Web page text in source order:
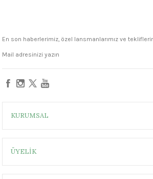
En son haberlerimiz, özel lansmanlarımız ve
KURUMSAL
ÜYELİK